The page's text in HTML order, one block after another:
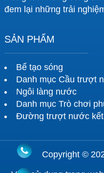
đem lại những trải
SẢN PHẨM
Bể tạo sóng
Danh mục Cầu trượt
Ngôi làng nước
Danh mục Trò chơi
Đường trượt nước
Copyright ©